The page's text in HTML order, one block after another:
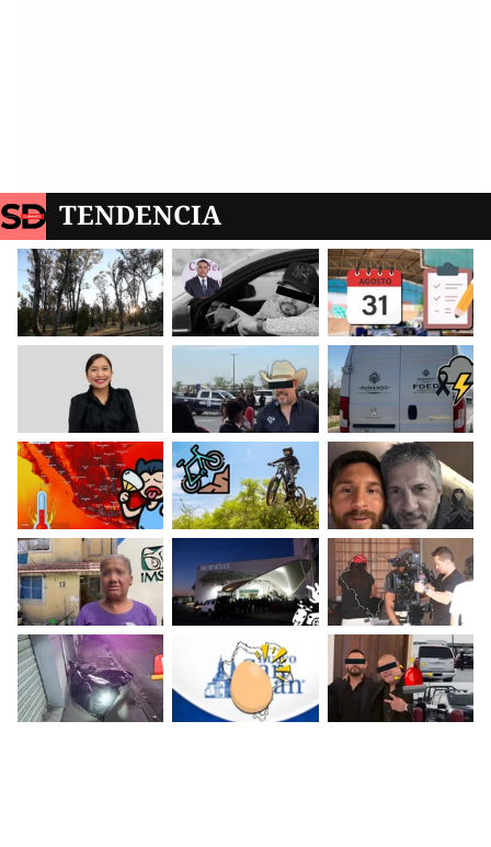
TENDENCIA